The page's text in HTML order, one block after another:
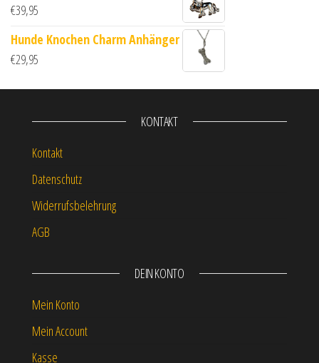
€39,95
Hunde Knochen Charm Anhänger
€29,95
KONTAKT
Kontakt
Datenschutz
Widerrufsbelehrung
AGB
DEIN KONTO
Mein Konto
Mein Account
Kasse